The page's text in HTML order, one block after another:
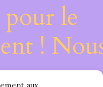
le
!
sur